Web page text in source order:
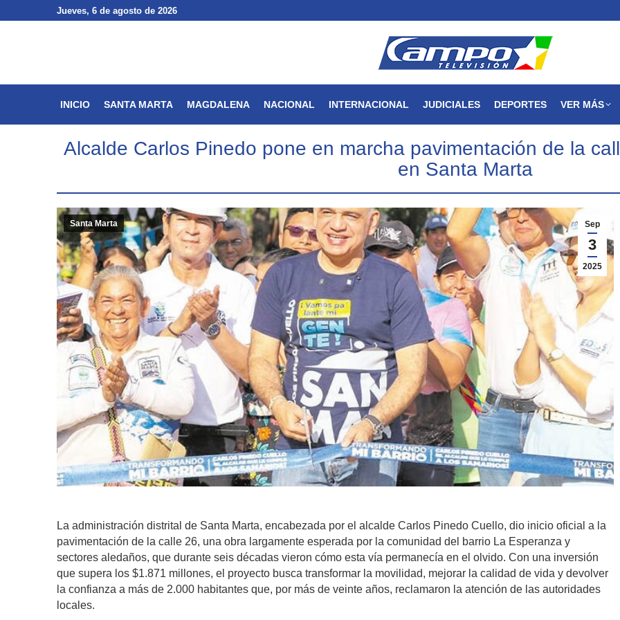
Jueves, 6 de agosto de 2026
INICIO SANTA MARTA MAGDALENA NACIONAL INTERNACIONAL JUDICIALES DEPORTES VER MÁS
Alcalde Carlos Pinedo pone en marcha pavimentación de la
en Santa Marta
Sep
3
2025
Santa Marta
La administración distrital de Santa Marta, encabezada por el alcalde Carlos Pinedo Cuello, dio inicio oficial a la
pavimentación de la calle 26, una obra largamente esperada por la comunidad del barrio La Esperanza y
sectores aledaños, que durante seis décadas vieron cómo esta vía permanecía en el olvido. Con una inversión
que supera los $1.871 millones, el proyecto busca transformar la movilidad, mejorar la calidad de vida y devolver
la confianza a más de 2.000 habitantes que, por más de veinte años, reclamaron la atención de las autoridades
locales.
Jueves, 6 de agosto de 2026
NACIONAL INTERNACIONAL